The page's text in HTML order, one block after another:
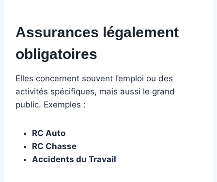
Assurances légalement
obligatoires
Elles concernent souvent l’emploi ou des
activités spécifiques, mais aussi le grand
public. Exemples :
RC Auto
RC Chasse
Accidents du Travail